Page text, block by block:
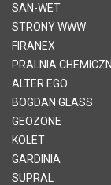
SAN-WET
STRONY WWW
FIRANEX
PRALNIA
ALTER EGO
BOGDAN GLASS
GEOZONE
KOLET
GARDINIA
SUPRAL